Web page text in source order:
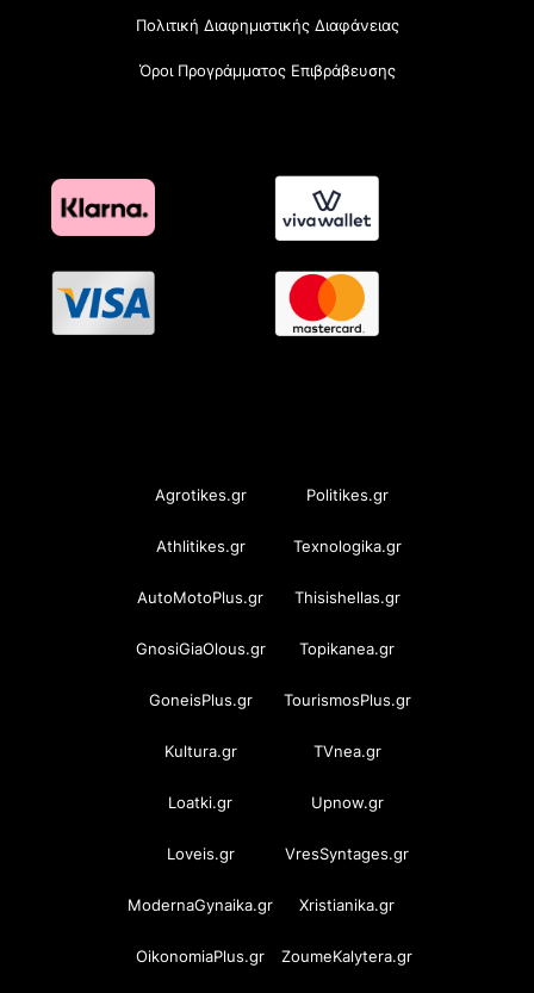
Πολιτική Διαφημιστικής Διαφάνειας
Όροι Προγράμματος Επιβράβευσης
Agrotikes.gr Politikes.gr
Athlitikes.gr Texnologika.gr
AutoMotoPlus.gr Thisishellas.gr
GnosiGiaOlous.gr Topikanea.gr
GoneisPlus.gr TourismosPlus.gr
Kultura.gr TVnea.gr
Loatki.gr Upnow.gr
Loveis.gr VresSyntages.gr
ModernaGynaika.gr Xristianika.gr
OikonomiaPlus.gr ZoumeKalytera.gr